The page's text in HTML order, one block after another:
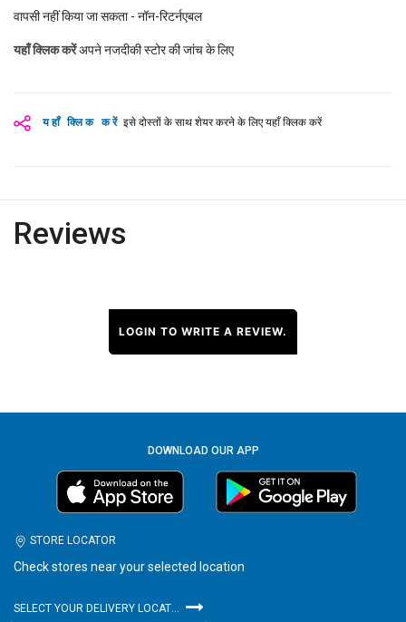
यहाँ क्लिक करें इसे दोस्तों के साथ शेयर करने के लिए यहाँ क्लिक करें
वापसी नहीं किया जा सकता - नॉन-रिटर्नएबल
यहाँ क्लिक करेंअपने नजदीकी स्टोर की जांच के लिए
Reviews
LOGIN TO WRITE A REVIEW.
DOWNLOAD OUR APP
STORE LOCATOR
Check stores near your selected location